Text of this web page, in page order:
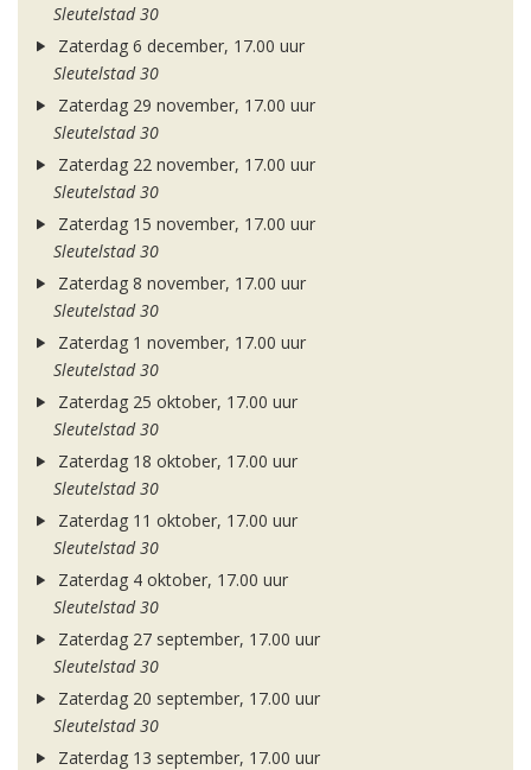
Sleutelstad 30
Zaterdag 6 december, 17.00 uur
Sleutelstad 30
Zaterdag 29 november, 17.00 uur
Sleutelstad 30
Zaterdag 22 november, 17.00 uur
Sleutelstad 30
Zaterdag 15 november, 17.00 uur
Sleutelstad 30
Zaterdag 8 november, 17.00 uur
Sleutelstad 30
Zaterdag 1 november, 17.00 uur
Sleutelstad 30
Zaterdag 25 oktober, 17.00 uur
Sleutelstad 30
Zaterdag 18 oktober, 17.00 uur
Sleutelstad 30
Zaterdag 11 oktober, 17.00 uur
Sleutelstad 30
Zaterdag 4 oktober, 17.00 uur
Sleutelstad 30
Zaterdag 27 september, 17.00 uur
Sleutelstad 30
Zaterdag 20 september, 17.00 uur
Sleutelstad 30
Zaterdag 13 september, 17.00 uur